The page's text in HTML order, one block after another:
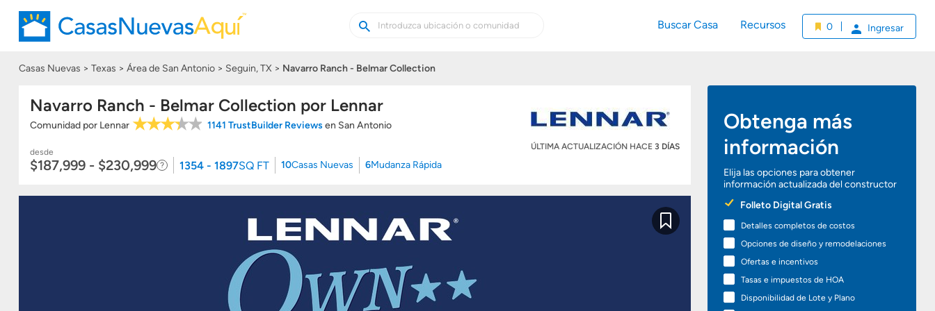
Buscar
casas
Buscar
Buscar Casa Recursos 0 Ingresar
Casas Nuevas Texas Área de San Antonio Seguin, TX Navarro Ranch - Belmar Collection
Navarro Ranch - Belmar Collection por Lennar
Comunidad por Lennar 1141 TrustBuilder Reviews en San Antonio
ÚLTIMA ACTUALIZACIÓN HACE 3 DÍAS
desde
$187,999 - $230,999 1354 - 1897SQ FT 10Casas Nuevas 6Mudanza Rápida
Obtenga más
información
Elija las opciones para obtener
información actualizada del constructor
Preferred
Options
Folleto Digital Gratis
Detalles completos de costos
Opciones de diseño y remodelaciones
Ofertas e incentivos
Tasas e impuestos de HOA
Disponibilidad de Lote y Plano
Guardar